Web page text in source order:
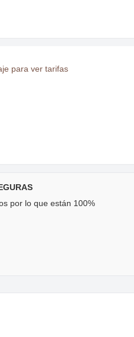
para ver tarifas
por lo que están 100%